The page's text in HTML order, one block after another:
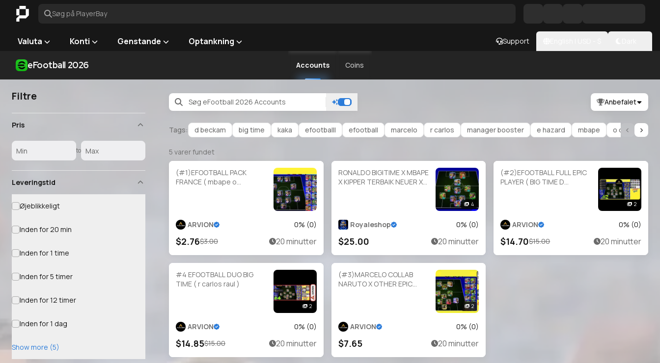
Søg på PlayerBay
Valuta Konti Genstande Optankning Support
eFootball 2026 Accounts Coins
Filtre
Pris
to
Leveringstid
Øjeblikkeligt
Inden for 20 min
Inden for 1 time
Inden for 5 timer
Inden for 12 timer
Inden for 1 dag
Show more (5)
Anbefalet
Tags: d beckam big time kaka efootballl efootball marcelo r carlos manager booster e hazard mbape o demebele
5 varer fundet
(#1)EFOOTBALL PACK
FRANCE ( mbape o
ARVION 0% (0)
$2.76$3.00 20 minutter
RONALDO BIGITIME X MBAPE
X KIPPER TERBAIK NEUER X
4
Royaleshop 0% (0)
$25.00 20 minutter
(#2)EFOOTBALL FULL EPIC
PLAYER ( BIG TIME D
2
ARVION 0% (0)
$14.70$15.00 20 minutter
#4 EFOOTBALL DUO BIG
TIME ( r carlos raul )
2
ARVION 0% (0)
$14.85$15.00 20 minutter
(#3)MARCELO COLLAB
NARUTO X OTHER EPIC
2
ARVION 0% (0)
$7.65 20 minutter